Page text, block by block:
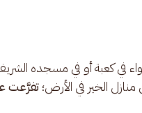
في كعبة أو في مسجده
الخير في الأرض؛تفرَّعت